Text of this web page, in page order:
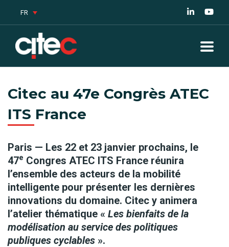
FR
Citec au 47e Congrès ATEC
ITS France
Paris — Les 22 et 23 janvier prochains, le
47e Congres ATEC ITS France réunira
l’ensemble des acteurs de la mobilité
intelligente pour présenter les dernières
innovations du domaine. Citec y animera
l’atelier thématique « Les bienfaits de la
modélisation au service des politiques
publiques cyclables ».